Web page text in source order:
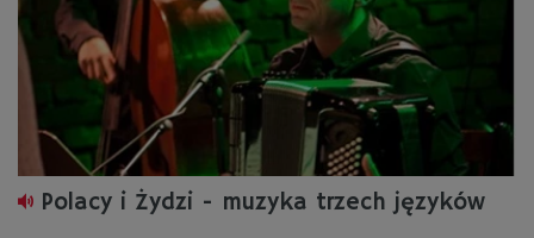
Polacy i Żydzi - muzyka trzech języków